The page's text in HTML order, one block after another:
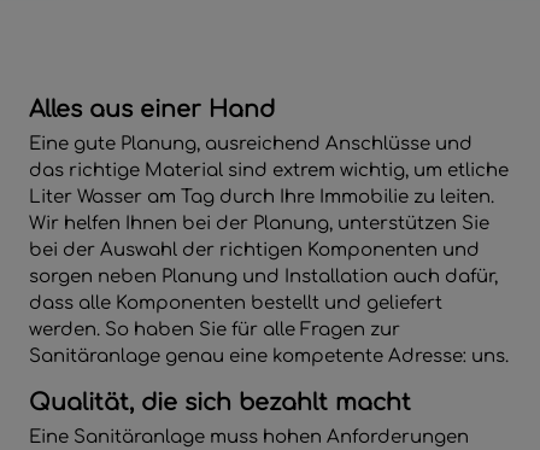
Alles aus einer Hand
Eine gute Planung, ausreichend Anschlüsse und
das richtige Material sind extrem wichtig, um etliche
Liter Wasser am Tag durch Ihre Immobilie zu leiten.
Wir helfen Ihnen bei der Planung, unterstützen Sie
bei der Auswahl der richtigen Komponenten und
sorgen neben Planung und Installation auch dafür,
dass alle Komponenten bestellt und geliefert
werden. So haben Sie für alle Fragen zur
Sanitäranlage genau eine kompetente Adresse: uns.
Qualität, die sich bezahlt macht
Eine Sanitäranlage muss hohen Anforderungen